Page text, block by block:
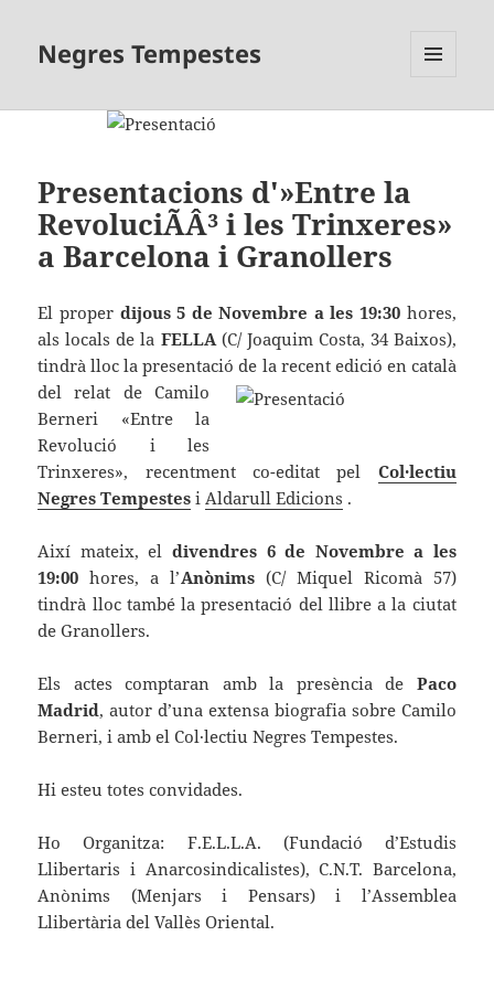
Negres Tempestes
Presentacions d'»Entre la
RevoluciÃÂ³ i les Trinxeres»
a Barcelona i Granollers
El proper dijous 5 de Novembre a les 19:30 hores,
als locals de la FELLA(C/ Joaquim Costa, 34 Baixos),
tindrà lloc la presentació de la recent edició en català
del relat de Camilo
Berneri «Entre la
Revolució i les
Trinxeres», recentment co-editat pel Col·lectiu
Negres Tempestes i Aldarull Edicions .
Així mateix, el divendres 6 de Novembre a les
19:00 hores, a l’Anònims(C/ Miquel Ricomà 57)
tindrà lloc també la presentació del llibre a la ciutat
de Granollers.
Els actes comptaran amb la presència de Paco
Madrid, autor d’una extensa biografia sobre Camilo
Berneri, i amb el Col·lectiu Negres Tempestes.
Hi esteu totes convidades.
Ho Organitza: F.E.L.L.A. (Fundació d’Estudis
Llibertaris i Anarcosindicalistes), C.N.T. Barcelona,
Anònims (Menjars i Pensars) i l’Assemblea
Llibertària del Vallès Oriental.